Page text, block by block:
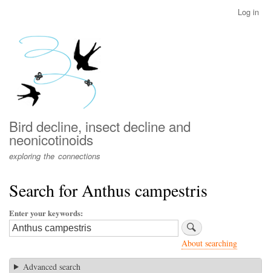
menu
Log in
Bird decline, insect decline and
neonicotinoids
exploring the connections
Search for Anthus campestris
Enter your keywords
About searching
Advanced search